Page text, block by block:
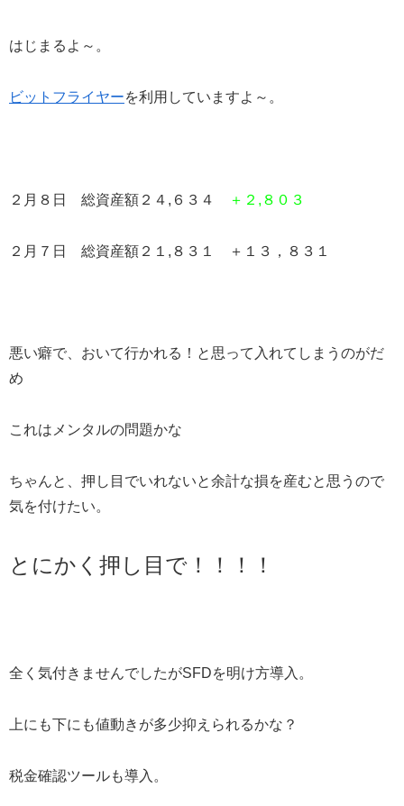
はじまるよ～。
ビットフライヤーを利用していますよ～。
２月８日 総資産額２４,６３４ ＋２,８０３
２月７日 総資産額２１,８３１ ＋１３，８３１
悪い癖で、おいて行かれる！と思って入れてしまうのがだ
め
これはメンタルの問題かな
ちゃんと、押し目でいれないと余計な損を産むと思うので
気を付けたい。
とにかく押し目で！！！！
全く気付きませんでしたがSFDを明け方導入。
上にも下にも値動きが多少抑えられるかな？
税金確認ツールも導入。